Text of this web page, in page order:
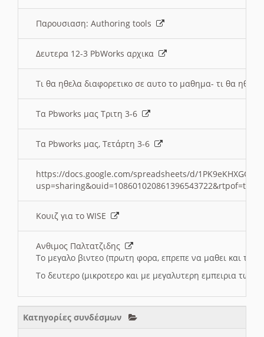
Παρουσιαση: Authoring tools
Δευτερα 12-3 PbWorks αρχικα
Τι θα ηθελα διαφορετικο σε αυτο το μαθημα- τι θα
Τα Pbworks μας Τριτη 3-6
Τα Pbworks μας, Τετάρτη 3-6
https://docs.google.com/spreadsheets/d/
Κουιζ για το WISE
Ανθιμος Παλτατζιδης
Το μεγαλο βιντεο (πρωτη φορα, επρεπε να μαθει και το
Το δευτερο (μικροτερο και με μεγαλυτερη εμπειρια
Κατηγορίες συνδέσμων